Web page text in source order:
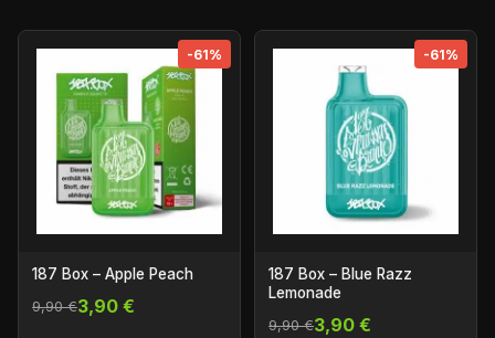
-61%
187 Box – Apple Peach
9,90 €3,90 €
-61%
187 Box – Blue Razz
Lemonade
9,90 €3,90 €